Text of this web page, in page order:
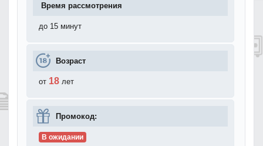
Время рассмотрения
до 15 минут
Возраст
от 18 лет
Промокод:
В ожидании